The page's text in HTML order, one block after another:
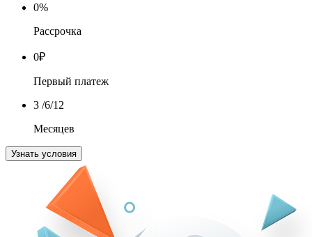
0%
Рассрочка
0₽
Первый платеж
3 /6/12
Месяцев
Узнать условия